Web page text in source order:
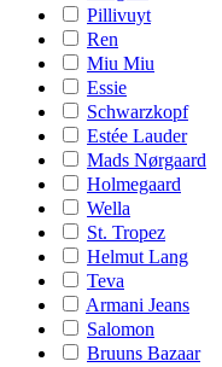
Pillivuyt
Ren
Miu Miu
Essie
Schwarzkopf
Estée Lauder
Mads Nørgaard
Holmegaard
Wella
St. Tropez
Helmut Lang
Teva
Armani Jeans
Salomon
Bruuns Bazaar